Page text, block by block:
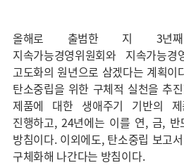
올해로 출범한 지 3년
지속가능경영위원회와 지속가능
고도화의 원년으로 삼겠다는 계획이
탄소중립을 위한 구체적 실천을 추
제품에 대한 생애주기 기반의
진행하고, 24년에는 이를 연, 금,
방침이다. 이외에도, 탄소중립 보고
구체화해 나간다는 방침이다.